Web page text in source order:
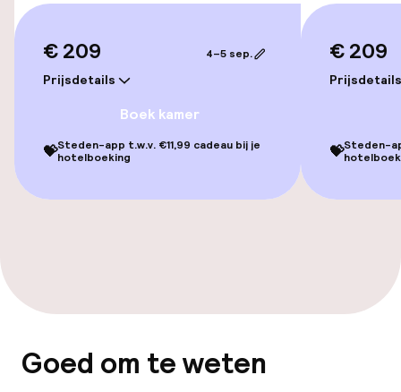
Zwemmen & wellness
Fitnessruimte / gym
Entertainment
Gratis wifi
Eet- en drinkgelegenheden
€ 209
Prijsdetails
4–5 sep.
Boek kamer
💝Steden-app t.w.v. €11,99 cadeau bij je
hotelboeking
€ 209
Prijsdetails
💝Steden-
Goed om te weten